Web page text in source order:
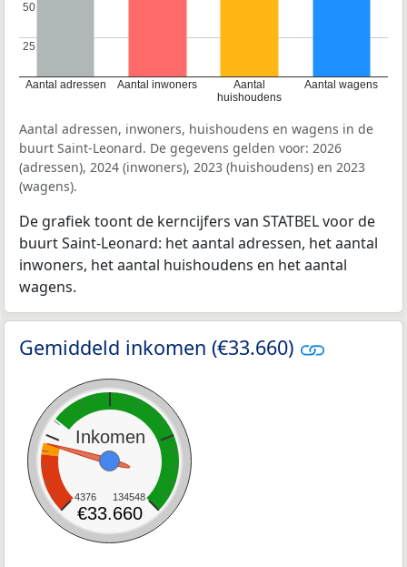
Aantal adressen Aantal inwoners
Aantal
huishoudens
Aantal wagens
25
25
50
50
Aantal adressen, inwoners, huishoudens en wagens in de
buurt Saint-Leonard. De gegevens gelden voor: 2026
(adressen), 2024 (inwoners), 2023 (huishoudens) en 2023
(wagens).
De grafiek toont de kerncijfers van STATBEL voor de
buurt Saint-Leonard: het aantal adressen, het aantal
inwoners, het aantal huishoudens en het aantal
wagens.
Gemiddeld inkomen (€33.660)
Inkomen
4376 134548
€33.660